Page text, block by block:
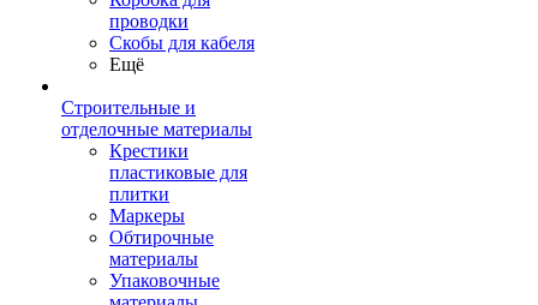
проводки
Скобы для кабеля
Ещё
Строительные и
отделочные материалы
Крестики
пластиковые для
плитки
Маркеры
Обтирочные
материалы
Упаковочные